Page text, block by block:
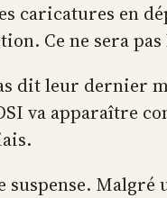
caricatures en
Ce ne sera
dit leur dernier
va apparaître
suspense.